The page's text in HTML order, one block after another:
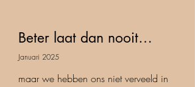
Beter laat dan nooit…
Januari 2025
maar we hebben ons niet verveeld in